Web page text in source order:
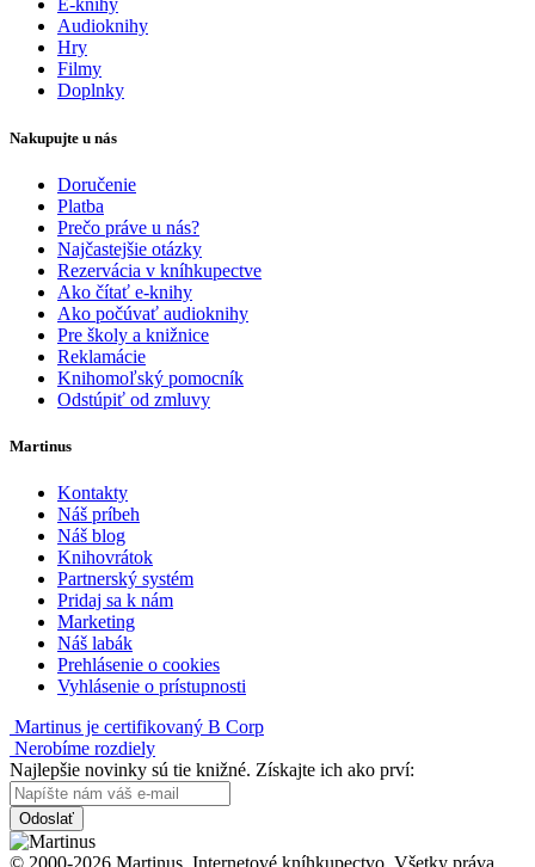
E-knihy
Audioknihy
Hry
Filmy
Doplnky
Nakupujte u nás
Doručenie
Platba
Prečo práve u nás?
Najčastejšie otázky
Rezervácia v kníhkupectve
Ako čítať e-knihy
Ako počúvať audioknihy
Pre školy a knižnice
Reklamácie
Knihomoľský pomocník
Odstúpiť od zmluvy
Martinus
Kontakty
Náš príbeh
Náš blog
Knihovrátok
Partnerský systém
Pridaj sa k nám
Marketing
Náš labák
Prehlásenie o cookies
Vyhlásenie o prístupnosti
Martinus je certifikovaný B Corp
Nerobíme rozdiely
Najlepšie novinky sú tie knižné. Získajte ich ako prví:
Odoslať
© 2000-2026 Martinus. Internetové kníhkupectvo. Všetky práva